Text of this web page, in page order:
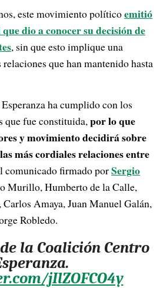
este movimiento políticoemitió
dio a conocer su decisión de
, sin que esto implique una
que han mantenido hasta
ha cumplido con los
que fue constituida,por lo que
y movimiento decidirá sobre
más cordiales relaciones entre
comunicado firmado porSergio
Murillo, Humberto de la Calle,
Amaya, Juan Manuel Galán,
Robledo.
la Coalición Centro
jIlZOFCO4y